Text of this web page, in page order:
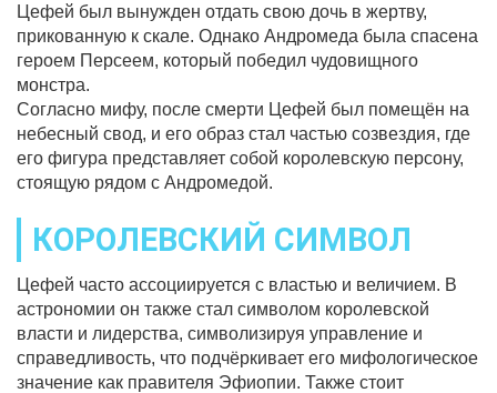
Цефей был вынужден отдать свою дочь в жертву,
прикованную к скале. Однако Андромеда была спасена
героем Персеем, который победил чудовищного
монстра.
Согласно мифу, после смерти Цефей был помещён на
небесный свод, и его образ стал частью созвездия, где
его фигура представляет собой королевскую персону,
стоящую рядом с Андромедой.
КОРОЛЕВСКИЙ СИМВОЛ
Цефей часто ассоциируется с властью и величием. В
астрономии он также стал символом королевской
власти и лидерства, символизируя управление и
справедливость, что подчёркивает его мифологическое
значение как правителя Эфиопии. Также стоит